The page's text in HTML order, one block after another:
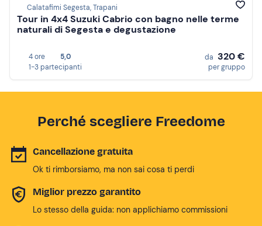
Calatafimi Segesta, Trapani
Tour in 4x4 Suzuki Cabrio con bagno nelle terme
naturali di Segesta e degustazione
4 ore
5,0
1-3 partecipanti
da 320 €
per gruppo
Perché scegliere Freedome
Cancellazione gratuita
Ok ti rimborsiamo, ma non sai cosa ti perdi
Miglior prezzo garantito
Lo stesso della guida: non applichiamo commissioni